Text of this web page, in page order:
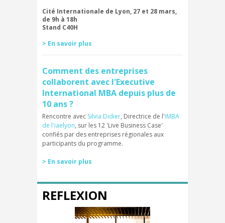
Cité Internationale de Lyon, 27 et 28 mars,
de 9h à 18h
Stand C40H
> En savoir plus
Comment des entreprises
collaborent avec l'Executive
International MBA depuis plus de
10 ans ?
Rencontre avec Silvia Didier, Directrice de l'IMBA
de l'iaelyon, sur les 12 'Live Business Case'
confiés par des entreprises régionales aux
participants du programme.
> En savoir plus
REFLEXION